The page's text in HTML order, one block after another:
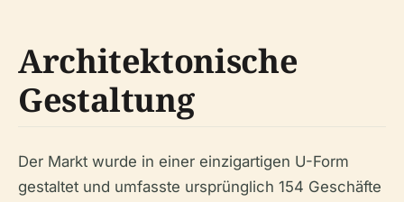
Architektonische
Gestaltung
Der Markt wurde in einer einzigartigen U-Form
gestaltet und umfasste ursprünglich 154 Geschäfte